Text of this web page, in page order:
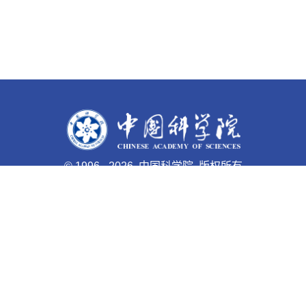
© 1996 -2026 中国科学院 版权所有